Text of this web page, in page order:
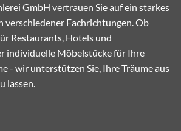
GmbH vertrauen Sie auf ein starkes
verschiedener Fachrichtungen. Ob
Restaurants, Hotels und
individuelle Möbelstücke für Ihre
- wir unterstützen Sie, Ihre Träume aus
lassen.